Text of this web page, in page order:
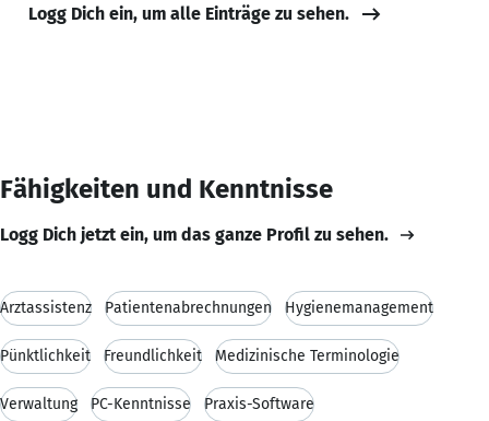
Logg Dich ein, um alle Einträge zu sehen.
Fähigkeiten und Kenntnisse
Logg Dich jetzt ein, um das ganze Profil zu sehen.
Arztassistenz Patientenabrechnungen Hygienemanagement
Pünktlichkeit Freundlichkeit Medizinische Terminologie
Verwaltung PC-Kenntnisse Praxis-Software